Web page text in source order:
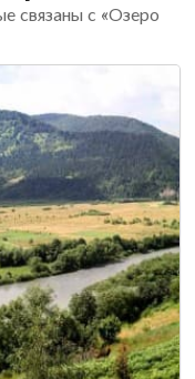
связаны с «Озеро